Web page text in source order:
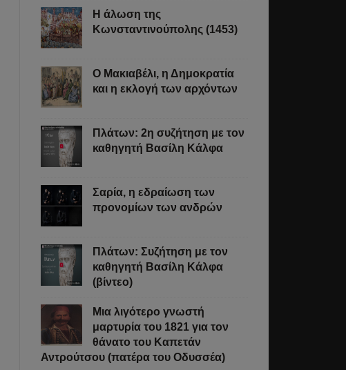
Η άλωση της
Κωνσταντινούπολης (1453)
Ο Μακιαβέλι, η Δημοκρατία
και η εκλογή των αρχόντων
Πλάτων: 2η συζήτηση με τον
καθηγητή Βασίλη Κάλφα
Σαρία, η εδραίωση των
προνομίων των ανδρών
Πλάτων: Συζήτηση με τον
καθηγητή Βασίλη Κάλφα
(βίντεο)
Μια λιγότερο γνωστή
μαρτυρία του 1821 για τον
θάνατο του Καπετάν
Αντρούτσου (πατέρα του Οδυσσέα)